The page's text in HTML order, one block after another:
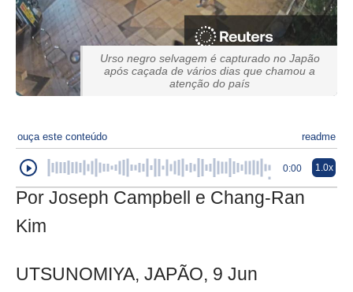
Urso negro selvagem é capturado no Japão
após caçada de vários dias que chamou a
atenção do país
ouça este conteúdo readme
0:00 1.0x
Por Joseph Campbell e Chang-Ran
Kim
UTSUNOMIYA, JAPÃO, 9 Jun